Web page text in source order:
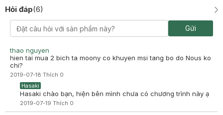
Hỏi đáp(6)
Gửi
thao nguyen
hien tai mua 2 bich ta moony co khuyen msi tang bo do Nous ko
chi?
2019-07-18 Thích 0
Hasaki
Hasaki chào bạn, hiện bên mình chưa có chương trình này ạ
2019-07-19 Thích 0